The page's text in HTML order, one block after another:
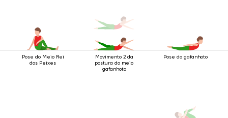
Pose do Meio Rei
dos Peixes
Movimento 2 da
postura do meio
gafanhoto
Pose do gafanhoto